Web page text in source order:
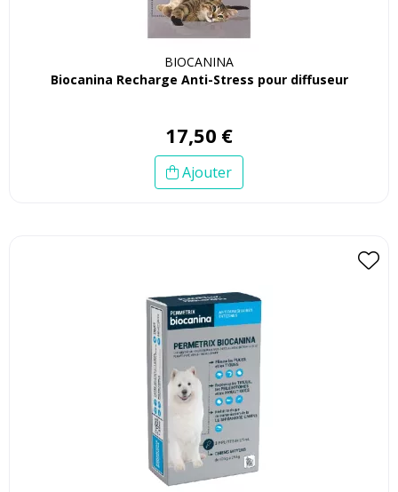
BIOCANINA
Biocanina Recharge Anti-Stress pour diffuseur
17,50 €
Ajouter